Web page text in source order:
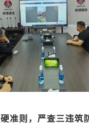
准则，严查三违筑